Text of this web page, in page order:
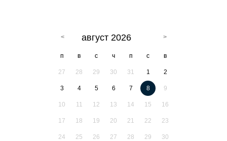
август 2026
п в с ч п с в
27 28 29 30 31 1 2
3 4 5 6 7 8 9
10 11 12 13 14 15 16
17 18 19 20 21 22 23
24 25 26 27 28 29 30